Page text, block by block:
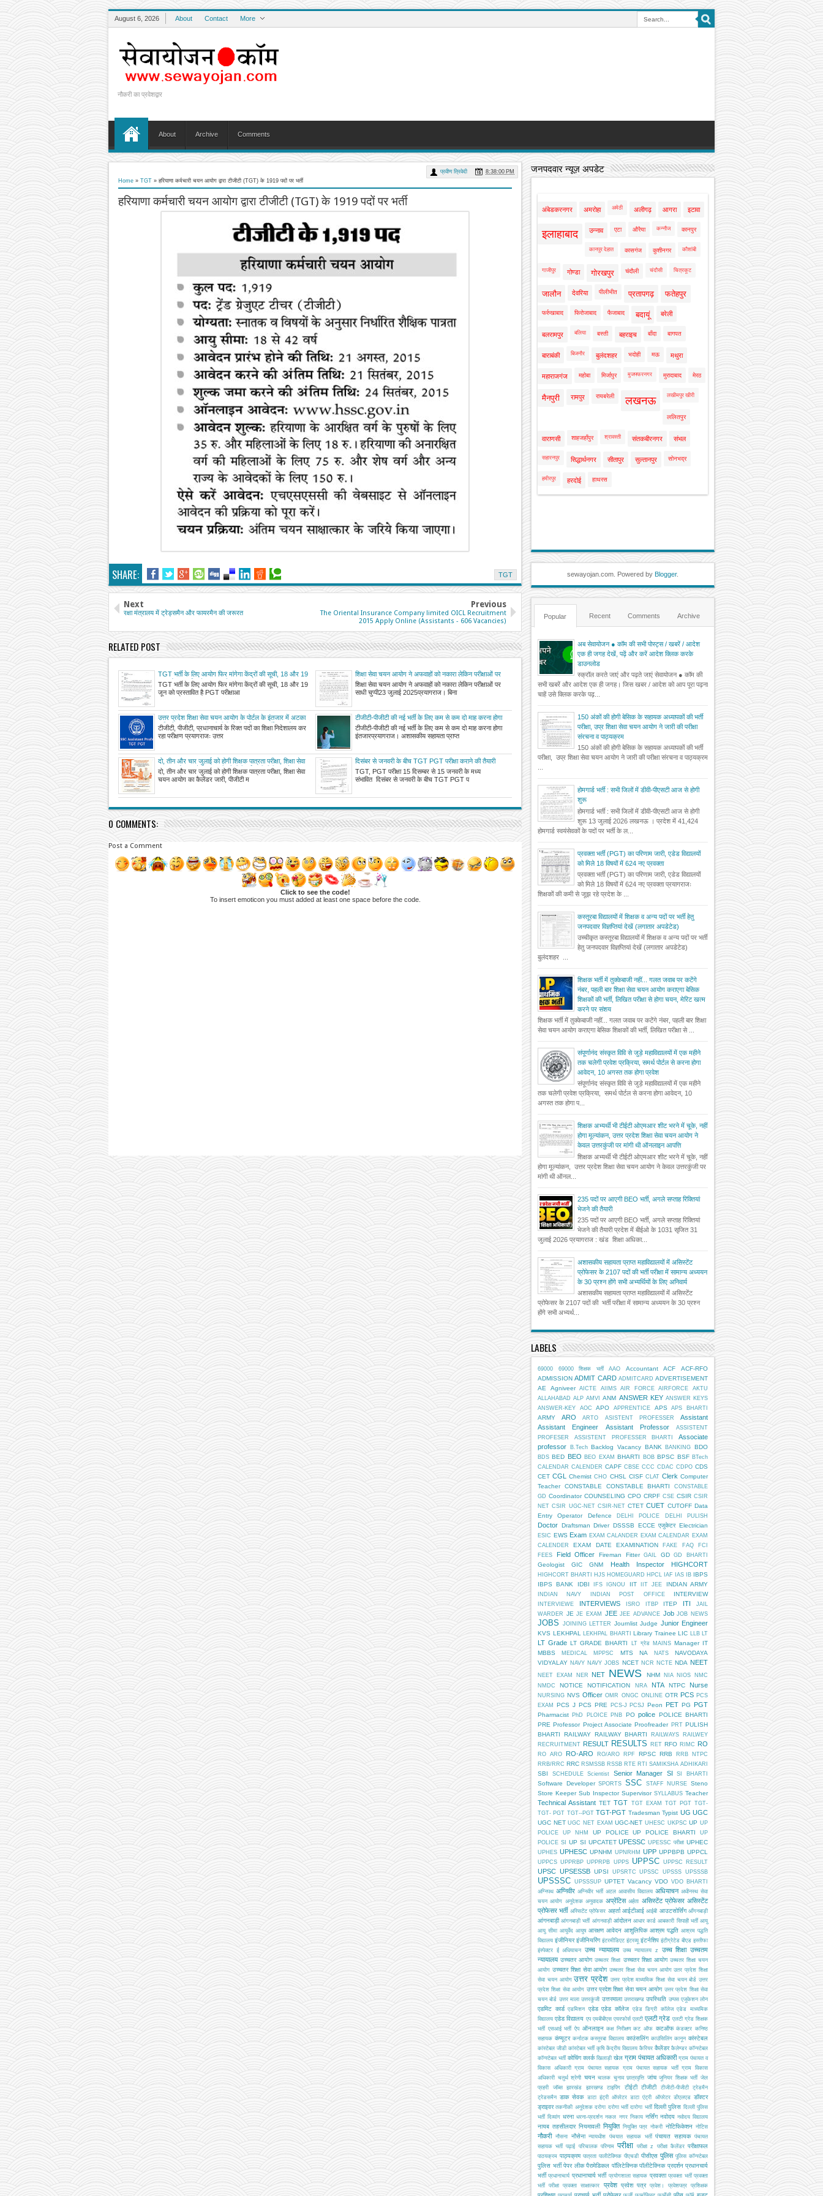
August 6, 2026 About Contact More
नौकरी का प्रवेशद्वार
About Archive Comments
Home » TGT » हरियाणा कर्मचारी चयन आयोग द्वारा टीजीटी (TGT) के 1919 पदों पर भर्ती
हरियाणा कर्मचारी चयन आयोग द्वारा टीजीटी (TGT) के 1919 पदों पर भर्ती
प्रवीण त्रिवेदी 8:38:00 PM
TGT
SHARE:
Next
रक्षा मंत्रालय में ट्रेड्समैन और फायरमैन की जरूरत
Previous
The Oriental Insurance Company limited OICL Recruitment
2015 Apply Online (Assistants - 606 Vacancies)
RELATED POST
TGT भर्ती के लिए आयोग फिर मांगेगा केंद्रों की सूची, 18 और 19
जून को प्रस्तावित है PGT परीक्षा
TGT भर्ती के लिए आयोग फिर मांगेगा केंद्रों की सूची, 18 और 19
जून को प्रस्तावित है PGT परीक्षाआ
शिक्षा सेवा चयन आयोग ने अफवाहों को नकारा लेकिन परीक्षाओं पर
साधी चुप्पी
शिक्षा सेवा चयन आयोग ने अफवाहों को नकारा लेकिन परीक्षाओं पर
साधी चुप्पी23 जुलाई 2025प्रयागराज। बिना
उत्तर प्रदेश शिक्षा सेवा चयन आयोग के पोर्टल के इंतजार में अटका
असिस्टेंट प्रोफेसर और टीजीटी-पीजीटी शिक्षक भर्ती का अधियाचन
टीजीटी, पीजीटी, प्रधानाचार्य के रिक्त पदों का शिक्षा निदेशालय कर
रहा परीक्षण प्रयागराजः उत्तर
टीजीटी-पीजीटी की नई भर्ती के लिए कम से कम दो माह करना होगा
इंतजार
टीजीटी-पीजीटी की नई भर्ती के लिए कम से कम दो माह करना होगा
इंतजारप्रयागराज। अशासकीय सहायता प्राप्त
दो, तीन और चार जुलाई को होगी शिक्षक पात्रता परीक्षा, शिक्षा सेवा
चयन आयोग का कैलेंडर जारी, पीजीटी मई व टीजीटी जून में
प्रस्तावित
दो, तीन और चार जुलाई को होगी शिक्षक पात्रता परीक्षा, शिक्षा सेवा
चयन आयोग का कैलेंडर जारी, पीजीटी म
दिसंबर से जनवरी के बीच TGT PGT परीक्षा कराने की तैयारी
TGT, PGT परीक्षा 15 दिसम्बर से 15 जनवरी के मध्य
संभावित दिसंबर से जनवरी के बीच TGT PGT प
0 COMMENTS:
Post a Comment
Click to see the code!
To insert emoticon you must added at least one space before the code.
जनपदवार न्यूज़ अपडेट
अंबेडकरनगर अमरोहा अमेठी अलीगढ़ आगरा इटावा
इलाहाबाद उन्नाव एटा औरैया कन्नौज कानपुर
कानपुर देहात कासगंज कुशीनगर कौशांबी
गाजीपुर गोण्डा गोरखपुर चंदौली चंदौसी चित्रकूट
जालौन देवरिया पीलीभीत प्रतापगढ़ फतेहपुर
फर्रुखाबाद फिरोजाबाद फैजाबाद बदायूं बरेली
बलरामपुर बलिया बस्ती बहराइच बाँदा बागपत
बाराबंकी बिजनौर बुलंदशहर भदोही मऊ मथुरा
महाराजगंज महोबा मिर्जापुर मुजफ्फरनगर मुरादाबाद मेरठ
मैनपुरी रामपुर रायबरेली लखनऊ लखीमपुर खीरी
ललितपुर
वाराणसी शाहजहाँपुर श्रावस्ती संतकबीरनगर संभल
सहारनपुर सिद्धार्थनगर सीतापुर सुल्तानपुर सोनभद्र
हमीरपुर हरदोई हाथरस
sewayojan.com. Powered by Blogger.
Popular Recent Comments Archive
अब सेवायोजन ● कॉम की सभी पोस्ट्स / खबरें / आदेश
एक ही जगह देखें, पढ़ें और करें आदेश क्लिक करके
डाउनलोड
स्क्रॉल करते जाएं और पढ़ते जाएं सेवायोजन ● कॉम की
सभी खबरें और आदेश एक ही जगह। जिस खबर / आदेश को आप पूरा पढ़ना
चाहें उसे क्लिक करके पढ़...
150 अंकों की होगी बेसिक के सहायक अध्यापकों की भर्ती
परीक्षा, उप्र शिक्षा सेवा चयन आयोग ने जारी की परीक्षा
संरचना व पाठ्यक्रम
150 अंकों की होगी बेसिक के सहायक अध्यापकों की भर्ती
परीक्षा, उप्र शिक्षा सेवा चयन आयोग ने जारी की परीक्षा संरचना व पाठ्यक्रम
होमगार्ड भर्ती : सभी जिलों में डीवी-पीएसटी आज से होगी
शुरू
होमगार्ड भर्ती : सभी जिलों में डीवी-पीएसटी आज से होगी
शुरू 13 जुलाई 2026 लखनऊ । प्रदेश में 41,424
होमगार्ड स्वयंसेवकों के पदों पर भर्ती के ल...
प्रवक्ता भर्ती (PGT) का परिणाम जारी, एडेड विद्यालयों
को मिले 18 विषयों में 624 नए प्रवक्ता
प्रवक्ता भर्ती (PGT) का परिणाम जारी, एडेड विद्यालयों
को मिले 18 विषयों में 624 नए प्रवक्ता प्रयागराजः
शिक्षकों की कमी से जूझ रहे प्रदेश के ...
कस्तूरबा विद्यालयों में शिक्षक व अन्य पदों पर भर्ती हेतु
जनपदवार विज्ञप्तियां देखें (लगातार अपडेटेड)
उच्चीकृत कस्तूरबा विद्यालयों में शिक्षक व अन्य पदों पर भर्ती
हेतु जनपदवार विज्ञप्तियां देखें (लगातार अपडेटेड)
बुलंदशहर ...
शिक्षक भर्ती में तुक्केबाजी नहीं... गलत जवाब पर कटेंगे
नंबर, पहली बार शिक्षा सेवा चयन आयोग कराएगा बेसिक
शिक्षकों की भर्ती, लिखित परीक्षा से होगा चयन, मेरिट खत्म
करने पर संशय
शिक्षक भर्ती में तुक्केबाजी नहीं... गलत जवाब पर कटेंगे नंबर, पहली बार शिक्षा
सेवा चयन आयोग कराएगा बेसिक शिक्षकों की भर्ती, लिखित परीक्षा से ...
संपूर्णानंद संस्कृत विवि से जुड़े महाविद्यालयों में एक महीने
तक चलेगी प्रवेश प्रक्रिया, समर्थ पोर्टल से करना होगा
आवेदन, 10 अगस्त तक होगा प्रवेश
संपूर्णानंद संस्कृत विवि से जुड़े महाविद्यालयों में एक महीने
तक चलेगी प्रवेश प्रक्रिया, समर्थ पोर्टल से करना होगा आवेदन, 10
अगस्त तक होगा प...
शिक्षक अभ्यर्थी भी टीईटी ओएमआर शीट भरने में चूके, नहीं
होगा मूल्यांकन, उत्तर प्रदेश शिक्षा सेवा चयन आयोग ने
केवल उत्तरकुंजी पर मांगी थी ऑनलाइन आपत्ति
शिक्षक अभ्यर्थी भी टीईटी ओएमआर शीट भरने में चूके, नहीं
होगा मूल्यांकन, उत्तर प्रदेश शिक्षा सेवा चयन आयोग ने केवल उत्तरकुंजी पर
मांगी थी ऑनल...
235 पदों पर आएगी BEO भर्ती, अगले सप्ताह रिक्तियां
भेजने की तैयारी
235 पदों पर आएगी BEO भर्ती, अगले सप्ताह रिक्तियां
भेजने की तैयारी प्रदेश में बीईओ के 1031 सृजित 31
जुलाई 2026 प्रयागराज : खंड शिक्षा अधिका...
अशासकीय सहायता प्राप्त महाविद्यालयों में असिस्टेंट
प्रोफेसर के 2107 पदों की भर्ती परीक्षा में सामान्य अध्ययन
के 30 प्रश्न होंगे सभी अभ्यर्थियों के लिए अनिवार्य
अशासकीय सहायता प्राप्त महाविद्यालयों में असिस्टेंट
प्रोफेसर के 2107 पदों की भर्ती परीक्षा में सामान्य अध्ययन के 30 प्रश्न
होंगे सभी अभ्यर्थ...
LABELS
69000 69000 शिक्षक भर्ती AAO Accountant ACF
ACF-RFO
ADMISSION ADMIT CARD ADMITCARD ADVERTISEMENT
AE
Agniveer AICTE AIIMS AIR FORCE AIRFORCE
AKTU
ALLAHABAD ALP AMVI ANM ANSWER KEY ANSWER KEYS
ANSWER-KEY
AOC APO APPRENTICE APS APS BHARTI
ARMY ARO ARTO ASISTENT PROFESSER
Assistant
Assistant Engineer
Assistant Professor
ASSISTENT
PROFESER
ASSISTENT PROFESSER BHARTI
Associate
professor
B.Tech Backlog Vacancy BANK BANKING BDO
BDS BED BEO BEO EXAM BHARTI BOB BPSC BSF BTech
CALENDAR CALENDER CAPF CBSE CCC CDAC CDPO CDS
CET CGL Chemist CHO CHSL CISF CLAT Clerk Computer
Teacher
CONSTABLE CONSTABLE BHARTI
CONSTABLE
GD Coordinator COUNSELING CPO CRPF CSE CSIR CSIR
NET CSIR UGC-NET CSIR-NET CTET CUET CUTOFF Data
Entry Operator
Defence DELHI POLICE DELHI PULISH
Doctor Draftsman Driver DSSSB ECCE एजुकेटर Electrician
ESIC EWS Exam EXAM CALANDER EXAM CALENDAR EXAM
CALENDER
EXAM DATE EXAMINATION FAKE FAQ
FCI
FEES
Field Officer Fireman Fitter GAIL GD GD BHARTI
Geologist GIC GNM Health Inspector HIGHCORT
HIGHCORT BHARTI HJS HOMEGUARD HPCL IAF IAS IB IBPS
IBPS BANK
IDBI IFS IGNOU IIT IIT JEE INDIAN ARMY
INDIAN NAVY INDIAN POST OFFICE INTERVIEW
INTERVIEWE INTERVIEWS ISRO ITBP ITEP ITI
JAIL
WARDER JE JE EXAM JEE JEE ADVANCE Job JOB NEWS
JOBS JOINING LETTER Journlist Judge Junior Engineer
KVS LEKHPAL LEKHPAL BHARTI Library Trainee LIC LLB LT
LT Grade LT GRADE BHARTI LT ग्रेड MAINS Manager IT
MBBS
MEDICAL MPPSC MTS NA NATS
NAVODAYA
VIDYALAY NAVY NAVY JOBS NCET NCR NCTE NDA NEET
NEET EXAM NER NET NEWS NHM NIA NIOS
NMC
NMDC
NOTICE NOTIFICATION NRA NTA NTPC Nurse
NURSING NVS Officer OMR ONGC ONLINE OTR PCS PCS
EXAM
PCS J PCS PRE PCS-J PCSJ Peon PET PG PGT
Pharmacist PhD PLOICE PNB PO police POLICE BHARTI
PRE Professor Project Associate Proofreader PRT PULISH
BHARTI
RAILWAY RAILWAY BHARTI RAILWAYS
RAILWEY
RECRUITMENT RESULT RESULTS RET RFO RIMC RO
RO ARO RO-ARO RO/ARO RPF RPSC RRB
RRB NTPC
RRB/RRC RRC RSMSSB RSSB RTE RTI SAMIKSHA ADHIKARI
SBI SCHEDULE Scientist Senior Manager SI SI BHARTI
Software Developer SPORTS SSC STAFF NURSE
Steno
Store Keeper Sub Inspector Supervisor SYLLABUS Teacher
Technical Assistant TET TGT TGT EXAM TGT PGT TGT-
TGT- PGT TGT--PGT TGT-PGT Tradesman Typist UG UGC
UGC NET UGC NET EXAM UGC-NET UHESC UKPSC UP UP
POLICE
UP NHM UP POLICE UP POLICE BHARTI
UP
POLICE SI
UP SI UPCATET UPESSC UPESSC परीक्षा UPHEC
UPHES UPHESC UPNHM UPNRHM UPP UPPBPB UPPCL
UPPCS UPPRBP UPPRPB UPPS UPPSC UPPSC RESULT
UPSC UPSESSB UPSI UPSRTC UPSSC UPSSS UPSSSB
UPSSSC UPSSSUP UPTET Vacancy VDO VDO BHARTI
अग्निपथ अग्निवीर अग्निवीर भर्ती अटल आवासीय विद्यालय अधियाचन अधीनस्थ सेवा
चयन आयोग अनुदेशक अनुवादक अप्रेंटिस अर्हता असिस्टेंट प्रोफेसर असिस्टेंट
प्रोफेसर भर्ती अस्सिटेंट प्रोफेसर अहर्ता आईटीआई आईबी आउटसोर्सिंग आँगनबाड़ी
आंगनबाड़ी आंगनबाड़ी भर्ती आंगनवाड़ी आंदोलन आधार कार्ड आबकारी सिपाही भर्ती आयु
आयु सीमा आयुर्वेद आयुष आरक्षण आवेदन आशुलिपिक आश्रम पद्धति आश्रम पद्धति
विद्यालय इंजीनियर इंजीनियरिंग इंटरमीडिएट इंटरव्यू इंटर्नशिप इंटीग्रेटेड बीएड इस्तीफा
इंस्पेक्टर ई अधियाचन उच्च न्यायालय उच्च न्यायालय z उच्च शिक्षा उच्चतम
न्यायालय उच्चतर आयोग उच्चतर शिक्षा उच्चतर शिक्षा आयोग उच्चतर शिक्षा चयन
आयोग उच्चतर शिक्षा सेवा आयोग उच्चतर शिक्षा सेवा चयन आयोग उतर प्रदेश शिक्षा
सेवा चयन आयोग उत्तर प्रदेश उत्तर प्रदेश माध्यमिक शिक्षा सेवा चयन बोर्ड उत्तर
प्रदेश शिक्षा सेवा आयोग उत्तर प्रदेश शिक्षा सेवा चयन आयोग उत्तर प्रदेश शिक्षा सेवा
चयन बोर्ड उत्तर माला उत्तरकुंजी उत्तरमाला उत्तराखण्ड उपस्थिति उप्पस एजूकेशन लोन
एडमिट कार्ड एडमिशन एडेड एडेड कॉलेज एडेड डिग्री कॉलेज एडेड माध्यमिक
विद्यालय एडेड विद्यालय एप एमबीबीएस एयरफोर्स एलटी एलटी ग्रेड एलटी ग्रेड शिक्षक
भर्ती एसआई भर्ती ऐप ऑनलाइन कक्ष निरीक्षण कट ऑफ कटऑफ कंडक्टर कनिष्ठ
सहायक कंप्यूटर कर्नाटक कस्तूरबा विद्यालय काउंसलिंग काउंसिलिंग कानून कांस्टेबल
कांस्टेबल जीडी कांस्टेबल भर्ती कृषि केंद्रीय विद्यालय कैरियर कैलेंडर कैलेण्डर कॉन्स्टेबल
कॉन्स्टेबल भर्ती कोचिंग क्लर्क खिलाड़ी खेल ग्राम पंचायत अधिकारी ग्राम पंचायत व
विकास अधिकारी ग्राम पंचायत सहायक ग्राम पंचायत सहायक भर्ती ग्राम विकास
अधिकारी चतुर्थ श्रेणी चयन चालक चुनाव छात्रवृत्ति जांच जूनियर शिक्षक भर्ती जेल
प्रहरी
जॉब्स झारखंड झारखण्ड टाइपिंग टीईटी टीजीटी टीजीटी-पीजीटी
ट्रेडमैन
ट्रेडसमैन डाक सेवक डाटा इंट्री ऑपरेटर डाटा एंट्री ऑपरेटर डीएलएड डॉक्टर
ड्राइवर तकनीकी अनुदेशक दरोगा दरोगा भर्ती दारोगा भर्ती दिल्ली पुलिस दिल्ली पुलिस
भर्ती दिव्यांग धरना धरना-प्रदर्शन नकल नगर निकाय नर्सिंग नवोदय नवोदय विद्यालय
नायब तहसीलदार नियमावली नियुक्ति नियुक्ति पत्र नोकरी नोटिफिकेशन नोटिस
नौकरी नौसना नौसेना न्यायधीश पंचयात सहायक भर्ती पंचायत सहायक पंचायत
सहायक भर्ती पढ़ाई परिचालक परिणाम परीक्षा परीक्षा z परीक्षा कैलेंडर परीक्षाफल
पाठयक्रम पाठ्यक्रम पात्रता पालीटेक्निक पीएचडी पीसीएस पुलिस पुलिस कॉन्स्टेबल
पुलिस भर्ती पेपर लीक पैरामेडिकल पॉलिटेक्निक पॉलीटेक्निक प्रदर्शन प्रधानचार्य
भर्ती प्रधानाचार्य प्रधानाचार्य भर्ती प्रयोगशाला सहायक प्रवक्ता प्रवक्ता भर्ती प्रवक्ता
भर्ती परीक्षा
प्रवक्ता साक्षात्कार प्रवेश प्रवेश पत्र प्रवेश। प्रवेशपत्र प्रशिक्षक